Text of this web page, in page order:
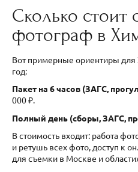
Сколько стоит
фотограф в
Вот примерные ориентиры для
год:
Пакет на 6 часов (ЗАГС,
000 ₽.
Полный день (сборы, ЗАГС,
В стоимость входит: работа
и ретушь всех фото, доступ к
для съемки в Москве и